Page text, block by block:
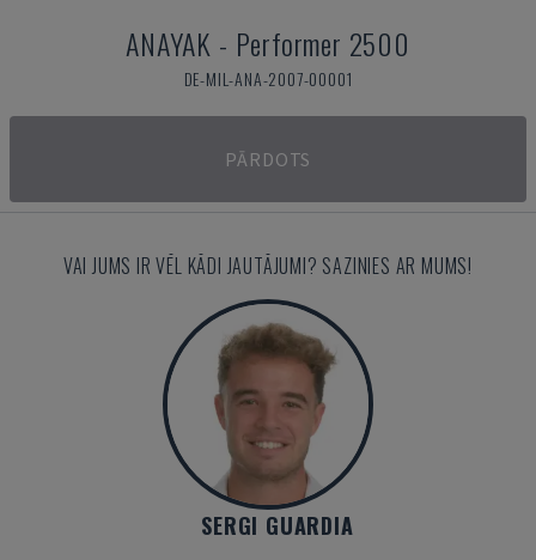
ANAYAK - Performer 2500
DE-MIL-ANA-2007-00001
PĀRDOTS
VAI JUMS IR VĒL KĀDI JAUTĀJUMI? SAZINIES AR MUMS!
SERGI GUARDIA